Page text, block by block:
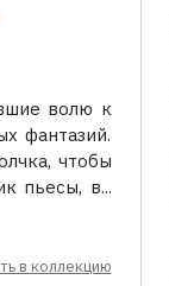
волю к
фантазий.
чтобы
пьесы, в...
в коллекцию